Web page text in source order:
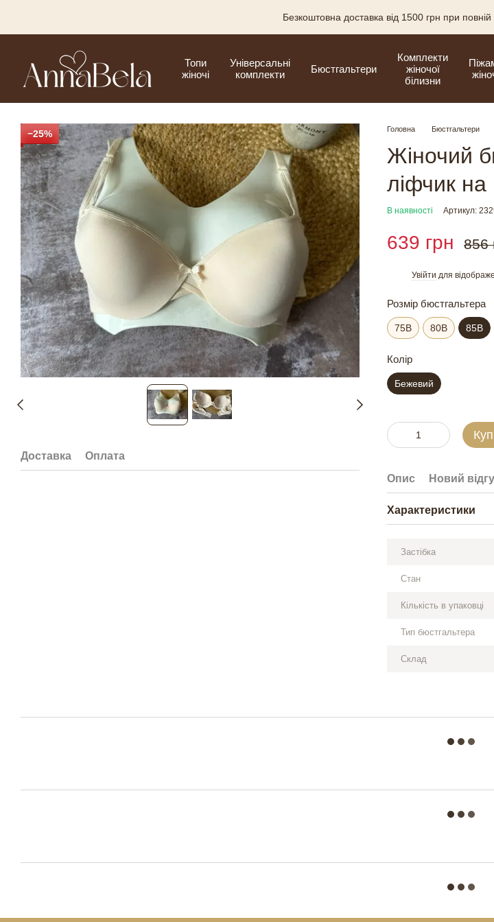
Безкоштовна доставка від 1500 грн при
Топи
жіночі
Універсальні
комплекти
Бюстгальтери
Комплекти
жіночої
білизни
−25%
Доставка Оплата
Головна Бюстгальтери
Жіночий
ліфчик
В наявності Артикул:
639 грн 856
Увійти для
Розмір бюстгальтера
75B 80В 85В
Колір
Бежевий
Опис Новий
Характеристики
Застібка
Стан
Кількість в упаковці
Тип бюстгальтера
Склад